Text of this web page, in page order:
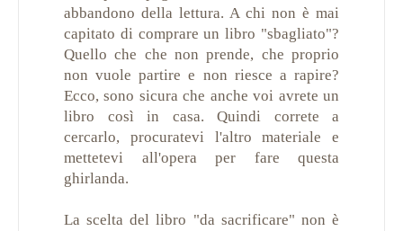
abbandono della lettura. A chi non è mai
capitato di comprare un libro "sbagliato"?
Quello che che non prende, che proprio
non vuole partire e non riesce a rapire?
Ecco, sono sicura che anche voi avrete un
libro così in casa. Quindi correte a
cercarlo, procuratevi l'altro materiale e
mettetevi all'opera per fare questa
ghirlanda.
La scelta del libro "da sacrificare" non è